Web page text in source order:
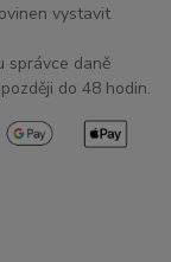
vystavit
správce daně
do 48 hodin.